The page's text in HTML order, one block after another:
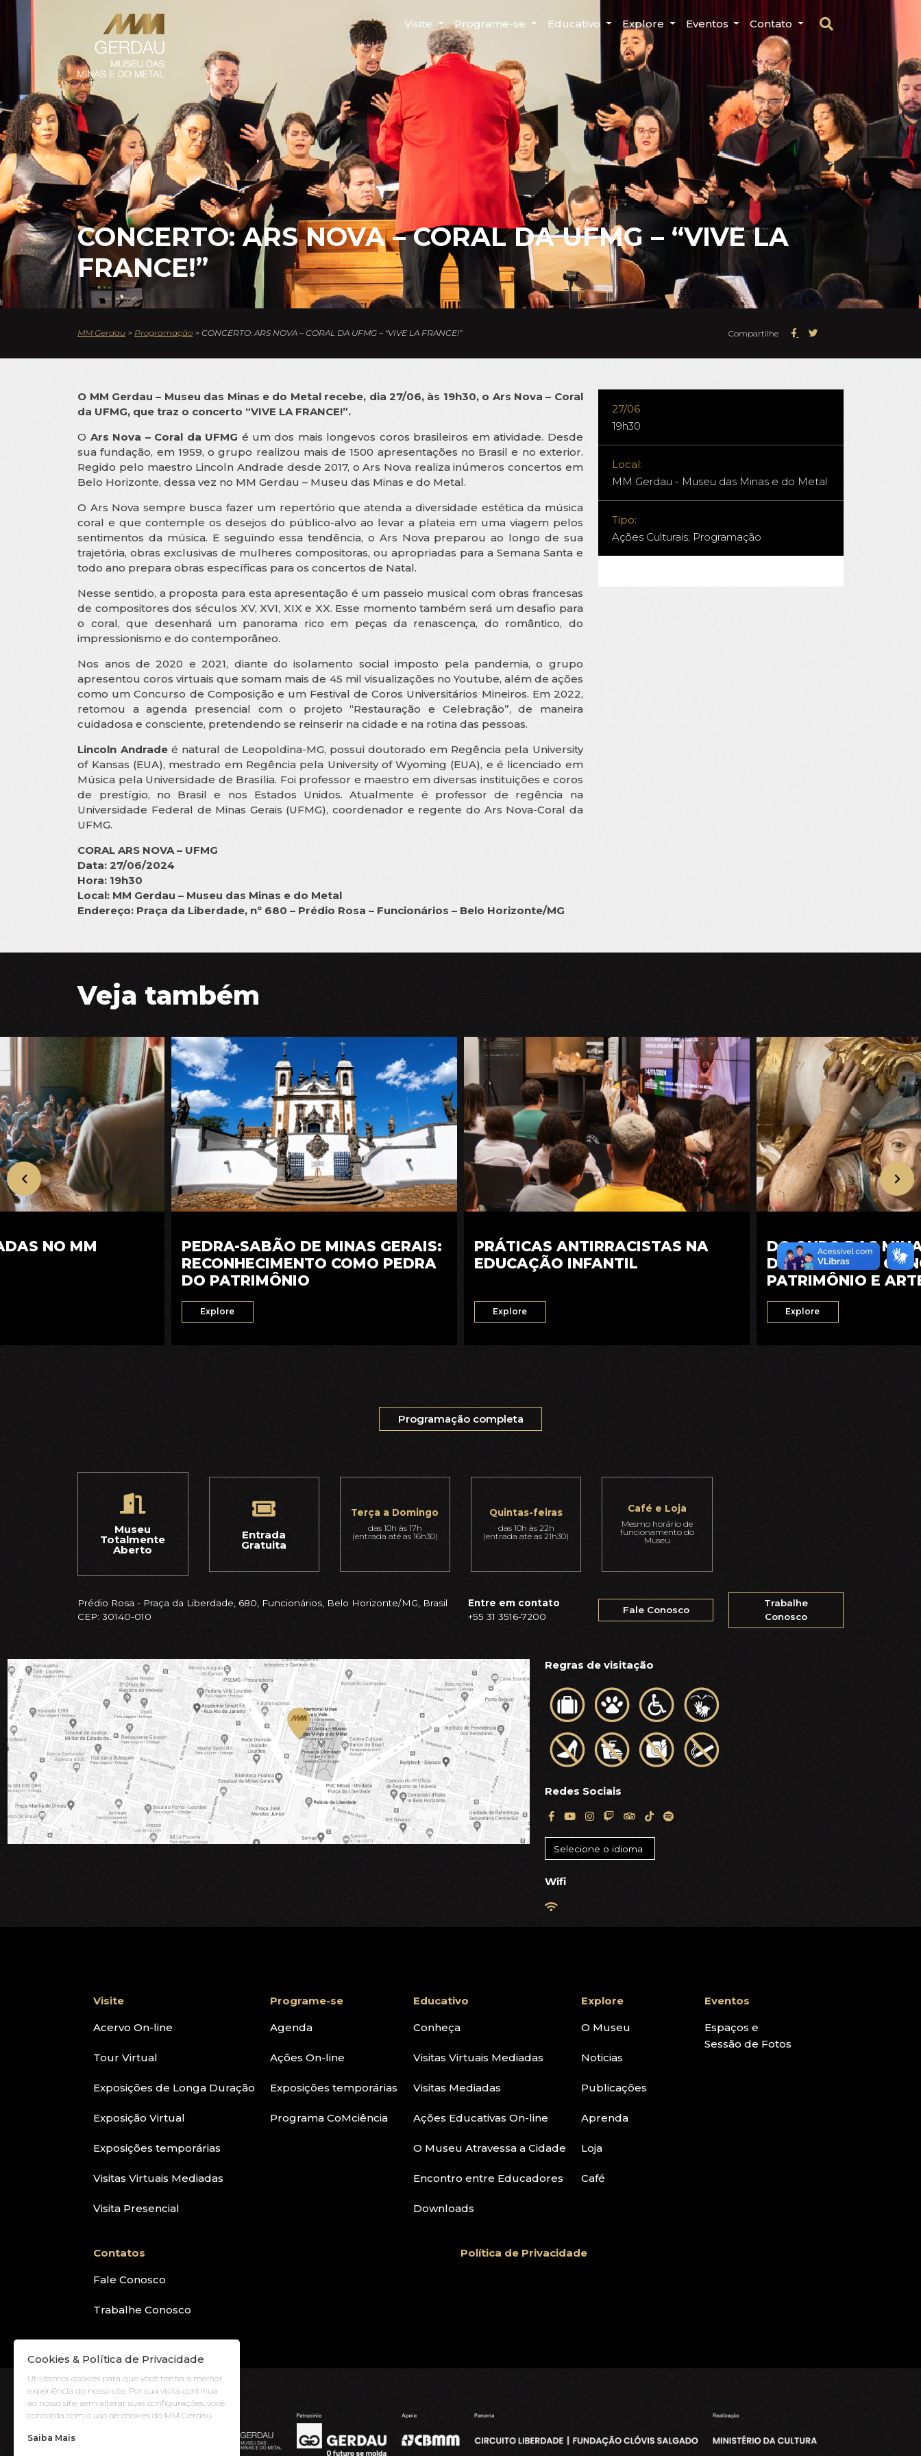
Visite Programe-se Educativo Explore Eventos Contato
CONCERTO: ARS NOVA – CORAL DA UFMG – “VIVE LA
FRANCE!”
MM Gerdau > Programação >CONCERTO: ARS NOVA – CORAL DA UFMG – “VIVE LA FRANCE!” Compartilhe
O MM Gerdau – Museu das Minas e do Metal recebe, dia 27/06, às 19h30, o Ars Nova – Coral
da UFMG, que traz o concerto “VIVE LA FRANCE!”.
O Ars Nova – Coral da UFMG é um dos mais longevos coros brasileiros em atividade. Desde
sua fundação, em 1959, o grupo realizou mais de 1500 apresentações no Brasil e no exterior.
Regido pelo maestro Lincoln Andrade desde 2017, o Ars Nova realiza inúmeros concertos em
Belo Horizonte, dessa vez no MM Gerdau – Museu das Minas e do Metal.
O Ars Nova sempre busca fazer um repertório que atenda a diversidade estética da música
coral e que contemple os desejos do público-alvo ao levar a plateia em uma viagem pelos
sentimentos da música. E seguindo essa tendência, o Ars Nova preparou ao longo de sua
trajetória, obras exclusivas de mulheres compositoras, ou apropriadas para a Semana Santa e
todo ano prepara obras específicas para os concertos de Natal.
Nesse sentido, a proposta para esta apresentação é um passeio musical com obras francesas
de compositores dos séculos XV, XVI, XIX e XX. Esse momento também será um desafio para
o coral, que desenhará um panorama rico em peças da renascença, do romântico, do
impressionismo e do contemporâneo.
Nos anos de 2020 e 2021, diante do isolamento social imposto pela pandemia, o grupo
apresentou coros virtuais que somam mais de 45 mil visualizações no Youtube, além de ações
como um Concurso de Composição e um Festival de Coros Universitários Mineiros. Em 2022,
retomou a agenda presencial com o projeto “Restauração e Celebração”, de maneira
cuidadosa e consciente, pretendendo se reinserir na cidade e na rotina das pessoas.
Lincoln Andradeé natural de Leopoldina-MG, possui doutorado em Regência pela University
of Kansas (EUA), mestrado em Regência pela University of Wyoming (EUA), e é licenciado em
Música pela Universidade de Brasília. Foi professor e maestro em diversas instituições e coros
de prestígio, no Brasil e nos Estados Unidos. Atualmente é professor de regência na
Universidade Federal de Minas Gerais (UFMG), coordenador e regente do Ars Nova-Coral da
UFMG.
CORAL ARS NOVA – UFMG
Data: 27/06/2024
Hora: 19h30
Local: MM Gerdau – Museu das Minas e do Metal
Endereço: Praça da Liberdade, nº 680 – Prédio Rosa – Funcionários – Belo Horizonte/MG
27/06
19h30
Local:
MM Gerdau - Museu das Minas e do Metal
Tipo:
Ações Culturais; Programação
Veja também
NO MM
PEDRA-SABÃO DE MINAS GERAIS:
RECONHECIMENTO COMO PEDRA
DO PATRIMÔNIO
Explore
PRÁTICAS ANTIRRACISTAS NA
EDUCAÇÃO INFANTIL
Explore
DO OURO DAS
DOS ALTARES:
PATRIMÔNIO E
SETECENTISTA
Explore
Programação completa
Museu
Totalmente
Aberto
Entrada
Gratuita
Terça a Domingo
das 10h às 17h
(entrada até as 16h30)
Quintas-feiras
das 10h às 22h
(entrada até as 21h30)
Café e Loja
Mesmo horário de
funcionamento do
Museu
Prédio Rosa - Praça da Liberdade, 680, Funcionários, Belo Horizonte/MG, Brasil
CEP: 30140-010
Entre em contato
+55 31 3516-7200
Fale Conosco
Trabalhe
Conosco
Regras de visitação
Redes Sociais
Wifi
Visite
Acervo On-line
Tour Virtual
Exposições de Longa Duração
Exposição Virtual
Exposições temporárias
Visitas Virtuais Mediadas
Visita Presencial
Programe-se
Agenda
Ações On-line
Exposições temporárias
Programa CoMciência
Educativo
Conheça
Visitas Virtuais Mediadas
Visitas Mediadas
Ações Educativas On-line
O Museu Atravessa a Cidade
Encontro entre Educadores
Downloads
Explore
O Museu
Noticias
Publicações
Aprenda
Loja
Café
Eventos
Espaços e
Sessão de Fotos
Contatos
Fale Conosco
Trabalhe Conosco
Política de Privacidade
Cookies & Política de Privacidade
Utilizamos cookies para que você tenha a melhor
experiência do nosso site. Por sua visita contínua
ao nosso site, sem alterar suas configurações, você
concorda com o uso de cookies do MM Gerdau.
Saiba Mais